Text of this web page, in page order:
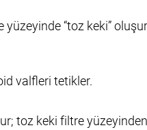
“toz keki”
valfleri tetikler.
toz keki filtre yüzeyinden